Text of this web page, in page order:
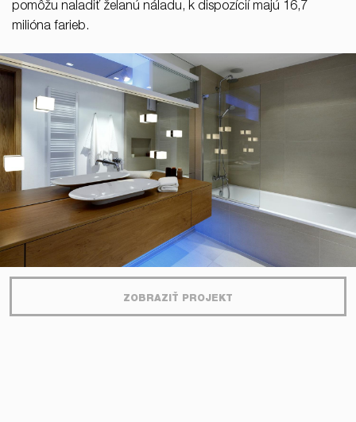
pomôžu naladiť želanú náladu, k dispozícií majú 16,7
milióna farieb.
ZOBRAZIŤ PROJEKT